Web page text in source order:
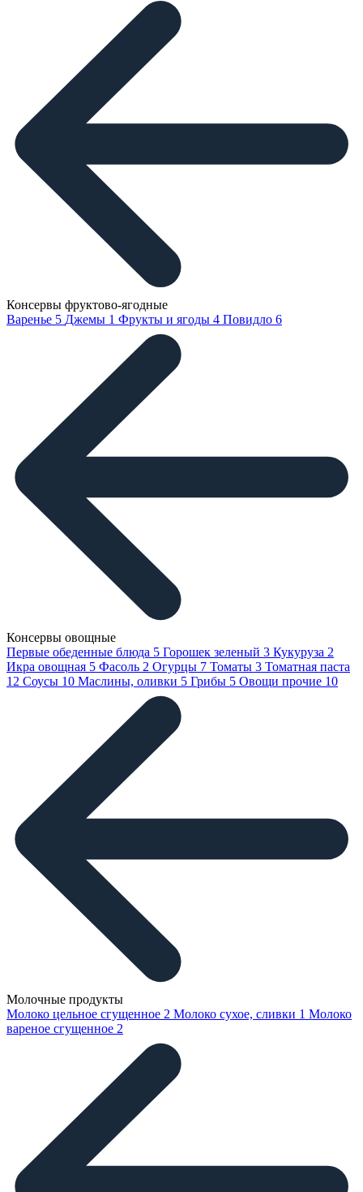
Консервы фруктово-ягодные
Варенье 5 Джемы 1 Фрукты и ягоды 4 Повидло 6
Консервы овощные
Первые обеденные блюда 5 Горошек зеленый 3 Кукуруза 2
Икра овощная 5 Фасоль 2 Огурцы 7 Томаты 3 Томатная паста
12 Соусы 10 Маслины, оливки 5 Грибы 5 Овощи прочие 10
Молочные продукты
Молоко цельное сгущенное 2 Молоко сухое, сливки 1 Молоко
вареное сгущенное 2